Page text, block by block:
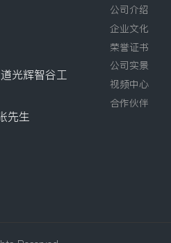
光辉智谷工
先生
公司介绍
企业文化
荣誉证书
公司实景
视频中心
合作伙伴